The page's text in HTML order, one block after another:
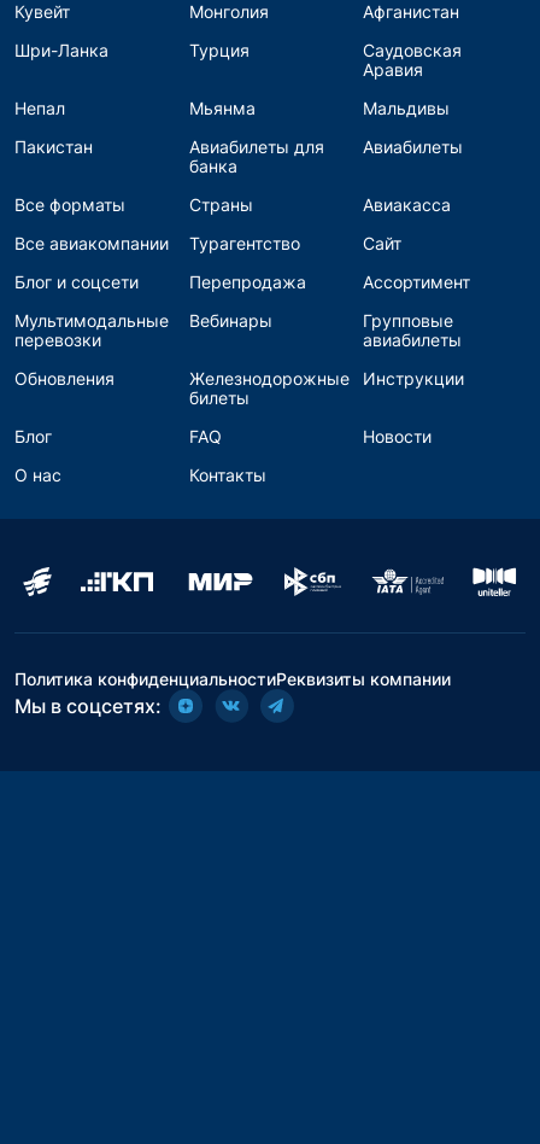
Кувейт
Монголия
Афганистан
Шри-Ланка
Турция
Саудовская
Аравия
Непал
Мьянма
Мальдивы
Пакистан
Авиабилеты для
банка
Авиабилеты
Все форматы Страны
Авиакасса
Все авиакомпании
Турагентство
Сайт
Блог и соцсети
Перепродажа
Ассортимент
Мультимодальные
перевозки
Вебинары
Групповые
авиабилеты
Обновления
Железнодорожные
билеты
Инструкции
Блог FAQ
Новости
О нас
Контакты
Политика конфиденциальностиРеквизиты компании
Мы в соцсетях: